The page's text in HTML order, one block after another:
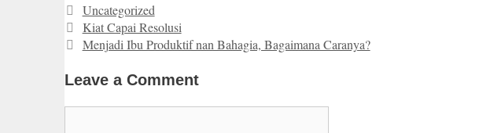
Categories
Uncategorized
Kiat Capai Resolusi
Menjadi Ibu Produktif nan Bahagia, Bagaimana Caranya?
Leave a Comment